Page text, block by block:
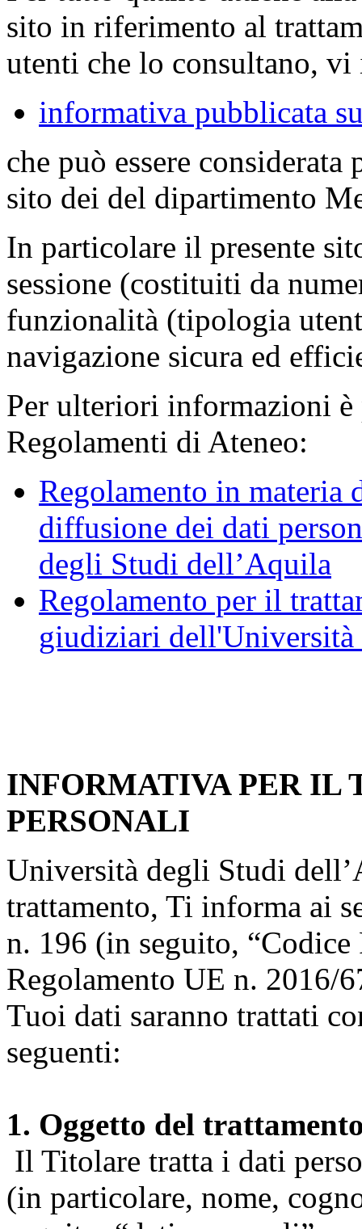
sito in riferimento al
utenti che lo consultano,
informativa pubblicata
che può essere
sito dei del dipartimento
In particolare il presente
sessione (costituiti da
funzionalità (tipologia
navigazione sicura ed
Per ulteriori informazioni è
Regolamenti di Ateneo:
Regolamento in materia
diffusione dei dati
degli Studi dell’Aquila
Regolamento per il
giudiziari
INFORMATIVA PER IL
PERSONALI
Università degli Studi
trattamento, Ti informa ai
n. 196 (in seguito, “Codice
Regolamento UE n. 2016/
Tuoi dati saranno trattati
seguenti:
1. Oggetto del
Il Titolare tratta i dati
(in particolare, nome,